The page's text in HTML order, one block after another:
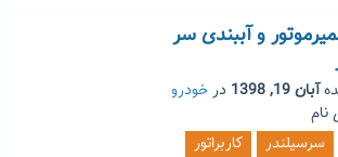
و آببندی سر
آبان 19, 1398 درخودرو
نام
سرسیلندر
کاربراتور